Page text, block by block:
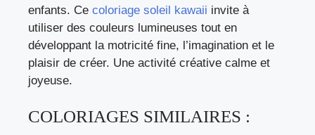
enfants. Ce coloriage soleil kawaii invite à
utiliser des couleurs lumineuses tout en
développant la motricité fine, l’imagination et le
plaisir de créer. Une activité créative calme et
joyeuse.
COLORIAGES SIMILAIRES :